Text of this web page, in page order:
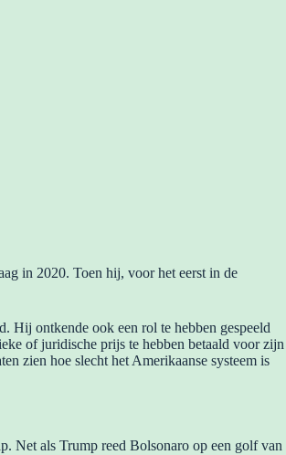
in 2020. Toen hij, voor het eerst in de
Hij ontkende ook een rol te hebben gespeeld
of juridische prijs te hebben betaald voor zijn
zien hoe slecht het Amerikaanse systeem is
Net als Trump reed Bolsonaro op een golf van